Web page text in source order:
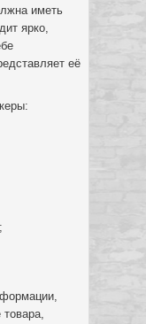
иметь
ярко,
её
товара,